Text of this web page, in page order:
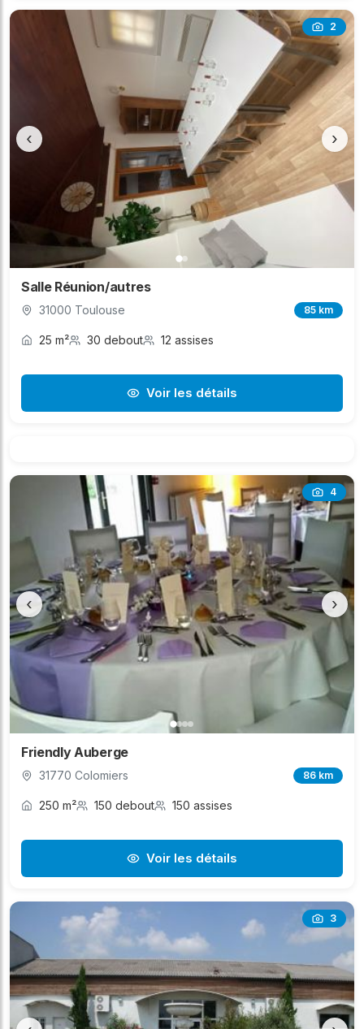
2
‹ ›
Salle Réunion/autres
31000 Toulouse 85 km
25 m² 30 debout 12 assises
Voir les détails
4
‹ ›
Friendly Auberge
31770 Colomiers 86 km
250 m² 150 debout 150 assises
Voir les détails
3